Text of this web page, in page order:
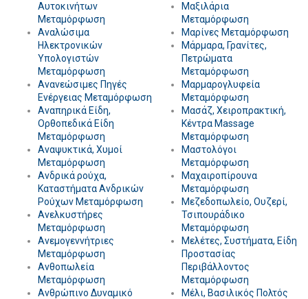
Αυτοκινήτων
Μεταμόρφωση
Αναλώσιμα
Ηλεκτρονικών
Υπολογιστών
Μεταμόρφωση
Ανανεώσιμες Πηγές
Ενέργειας Μεταμόρφωση
Αναπηρικά Είδη,
Ορθοπεδικά Είδη
Μεταμόρφωση
Αναψυκτικά, Χυμοί
Μεταμόρφωση
Ανδρικά ρούχα,
Καταστήματα Ανδρικών
Ρούχων Μεταμόρφωση
Ανελκυστήρες
Μεταμόρφωση
Ανεμογεννήτριες
Μεταμόρφωση
Ανθοπωλεία
Μεταμόρφωση
Ανθρώπινο Δυναμικό
Μαξιλάρια
Μεταμόρφωση
Μαρίνες Μεταμόρφωση
Μάρμαρα, Γρανίτες,
Πετρώματα
Μεταμόρφωση
Μαρμαρογλυφεία
Μεταμόρφωση
Μασάζ, Χειροπρακτική,
Κέντρα Massage
Μεταμόρφωση
Μαστολόγοι
Μεταμόρφωση
Μαχαιροπίρουνα
Μεταμόρφωση
Μεζεδοπωλείο, Ουζερί,
Τσιπουράδικο
Μεταμόρφωση
Μελέτες, Συστήματα, Είδη
Προστασίας
Περιβάλλοντος
Μεταμόρφωση
Μέλι, Βασιλικός Πολτός